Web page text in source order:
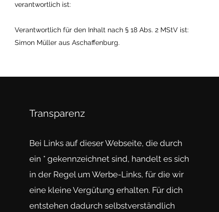
verantwortlich ist:
Verantwortlich für den Inhalt nach § 18 Abs. 2 MStV ist:
Simon Müller aus Aschaffenburg.
Transparenz
Bei Links auf dieser Webseite, die durch
ein * gekennzeichnet sind, handelt es sich
in der Regel um Werbe-Links, für die wir
eine kleine Vergütung erhalten. Für dich
entstehen dadurch selbstverständlich